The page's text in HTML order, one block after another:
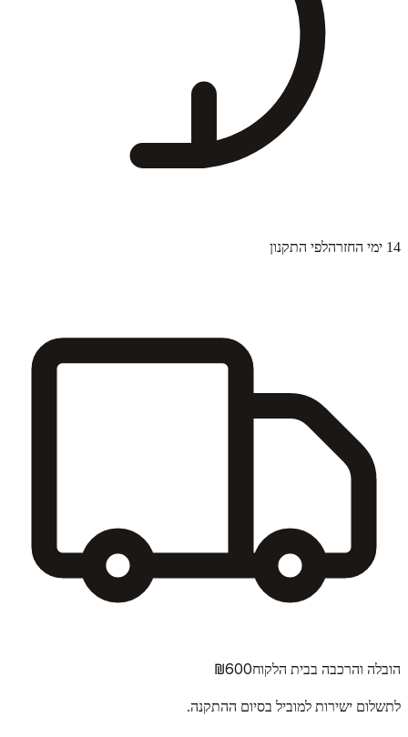
14 ימי החזרה לפי התקנון
הובלה והרכבה בבית הלקוח₪600
לתשלום ישירות למוביל בסיום ההתקנה.